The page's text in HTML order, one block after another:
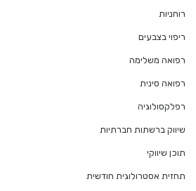
רוחניות
ריפוי בצבעים
רפואה משלימה
רפואה סינית
רפלקסולוגיה
שיווק ברשתות חברתיות
תוכן שיווקי
תחזית אסטרולוגית חודשית